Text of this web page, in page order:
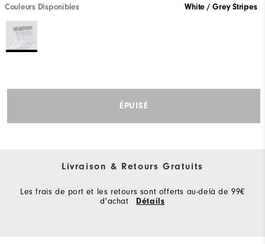
Couleurs Disponibles White / Grey Stripes
ÉPUISÉ
Livraison & Retours Gratuits
Les frais de port et les retours sont offerts au-delà de 99€
d'achat
Détails